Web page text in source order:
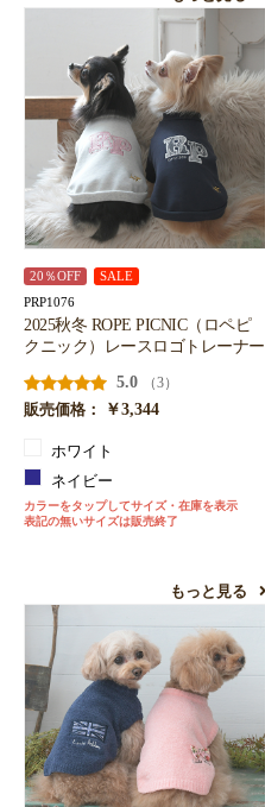
20％OFF SALE
PRP1076
2025秋冬 ROPE PICNIC（ロペピ
クニック）レースロゴトレーナー
5.0
（3）
販売価格：
￥3,344
ホワイト
ネイビー
カラーをタップしてサイズ・在庫を表示
表記の無いサイズは販売終了
もっと見る